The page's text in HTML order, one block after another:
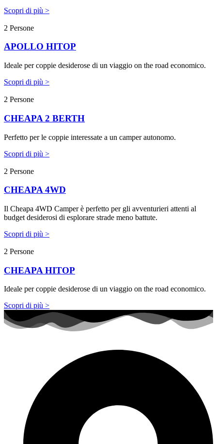
Scopri di più >
2 Persone
APOLLO HITOP
Ideale per coppie desiderose di un viaggio on the road economico.
Scopri di più >
2 Persone
CHEAPA 2 BERTH
Perfetto per le coppie interessate a un camper autonomo.
Scopri di più >
2 Persone
CHEAPA 4WD
Il Cheapa 4WD Camper è perfetto per gli avventurieri attenti al
budget desiderosi di esplorare strade meno battute.
Scopri di più >
2 Persone
CHEAPA HITOP
Ideale per coppie desiderose di un viaggio on the road economico.
Scopri di più >